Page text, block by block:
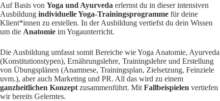
Auf Basis von Yoga und Ayurveda erlernst du in dieser intensiven
Ausbildung individuelle Yoga-Trainingsprogramme für deine
Klient*innen zu erstellen. In der Ausbildung vertiefst du dein Wissen
um die Anatomie im Yogaunterricht.
Die Ausbildung umfasst somit Bereiche wie Yoga Anatomie, Ayurveda
(Konstitutionstypen), Ernährungslehre, Trainingslehre und Erstellung
von Übungsplänen (Anamnese, Trainingsplan, Zielsetzung, Feinziele
uvm.), aber auch Marketing und PR. All das wird zu einem
ganzheitlichen Konzept zusammenführt. Mit Fallbeispielen vertiefen
wir bereits Gelerntes.